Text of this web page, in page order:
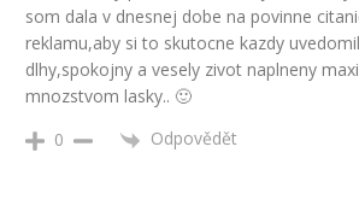
som dala v dnesnej dobe na povinne
reklamu,aby si to skutocne kazdy
dlhy,spokojny a vesely zivot naplneny
mnozstvom lasky.. 🙂
0
Odpovědět